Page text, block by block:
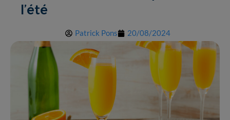
l’été
Patrick Pons 20/08/2024